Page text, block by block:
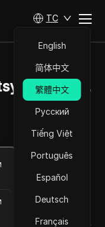
TC
English
简体中文
繁體中文
Русский
Tiếng Việt
Português
Español
Deutsch
Français
商店且避免